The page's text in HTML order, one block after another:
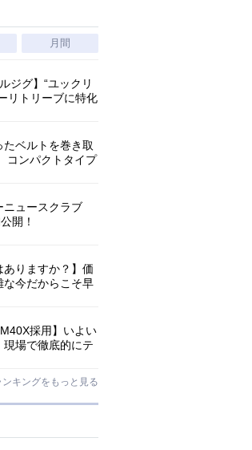
月間
ジグ】“ユックリ
リトリーブに特化
たベルトを巻き取
ンパクトタイプ
ニュースクラブ
開！
ありますか？】価
な今だからこそ早
採用】いよい
現場で徹底的にテ
ンキングをもっと見る